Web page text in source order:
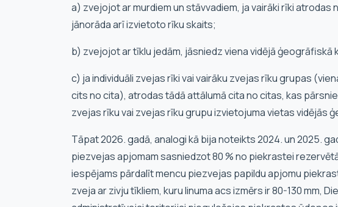
a) zvejojot ar murdiem un stāvvadiem, ja vairāki rīki
jānorāda arī izvietoto rīku skaits;
b) zvejojot ar tīklu jedām, jāsniedz viena vidējā ģeogrāfiskā
c) ja individuāli zvejas rīki vai vairāku zvejas rīku grupas
cits no cita), atrodas tādā attālumā cita no citas, kas
zvejas rīku vai zvejas rīku grupu izvietojuma vietas vidējās
Tāpat 2026. gadā, analogi kā bija noteikts 2024. un 2025.
piezvejas apjomam sasniedzot 80 % no piekrastei
iespējams pārdalīt mencu piezvejas papildu apjomu
zveja ar zivju tīkliem, kuru linuma acs izmērs ir 80-130 mm,